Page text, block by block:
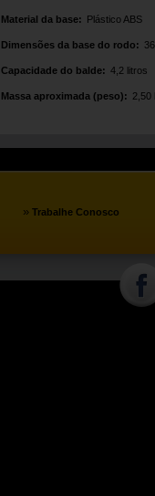
Material da base: Plástico ABS
Dimensões da base do rodo:
Capacidade do balde: 4,2 litros
Massa aproximada (peso): 2,50
» Trabalhe Conosco